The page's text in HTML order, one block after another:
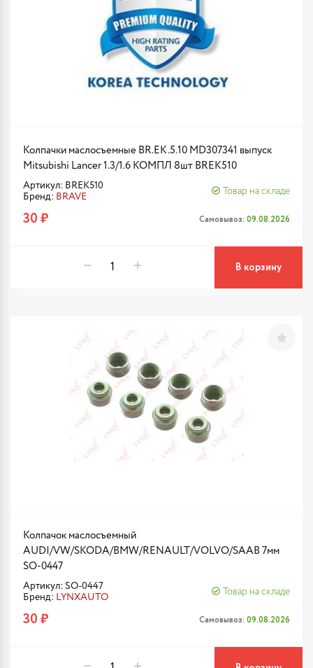
Колпачки маслосъемные BR.EK.5.10 MD307341 выпуск
Mitsubishi Lancer 1.3/1.6 КОМПЛ 8шт BREK510
Артикул: BREK510
Бренд: BRAVE
Товар на складе
30 ₽ Самовывоз: 09.08.2026
В корзину
Колпачок маслосъемный
AUDI/VW/SKODA/BMW/RENAULT/VOLVO/SAAB 7мм
SO-0447
Артикул: SO-0447
Бренд: LYNXAUTO
Товар на складе
30 ₽ Самовывоз: 09.08.2026